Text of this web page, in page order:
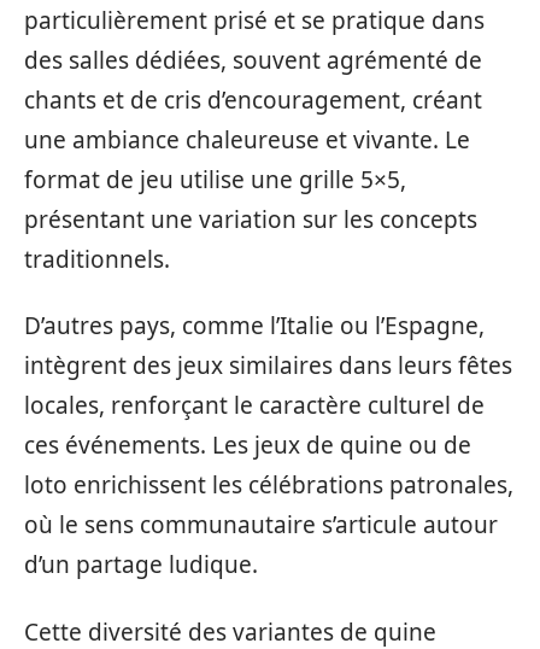
particulièrement prisé et se pratique dans
des salles dédiées, souvent agrémenté de
chants et de cris d’encouragement, créant
une ambiance chaleureuse et vivante. Le
format de jeu utilise une grille 5×5,
présentant une variation sur les concepts
traditionnels.
D’autres pays, comme l’Italie ou l’Espagne,
intègrent des jeux similaires dans leurs fêtes
locales, renforçant le caractère culturel de
ces événements. Les jeux de quine ou de
loto enrichissent les célébrations patronales,
où le sens communautaire s’articule autour
d’un partage ludique.
Cette diversité des variantes de quine